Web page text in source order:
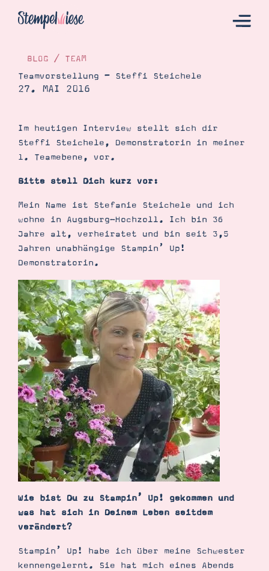
Katalog
Bestellen
Kontakt
Angebote
Blog
Gutscheine
Produkte erklärt
Über mich
Über Stampin’ Up!
Tipps & Tricks
Ordnungstipps
BLOG / TEAM
Teamvorstellung – Steffi Steichele
27. MAI 2016
Im heutigen Interview stellt sich dir
Steffi Steichele, Demonstratorin in meiner
1. Teamebene, vor.
Bitte stell Dich kurz vor:
Mein Name ist Stefanie Steichele und ich
wohne in Augsburg-Hochzoll. Ich bin 36
Jahre alt, verheiratet und bin seit 3,5
Jahren unabhängige Stampin’ Up!
Demonstratorin.
Wie bist Du zu Stampin’ Up! gekommen und
was hat sich in Deinem Leben seitdem
verändert?
Stampin’ Up! habe ich über meine Schwester
kennengelernt. Sie hat mich eines Abends